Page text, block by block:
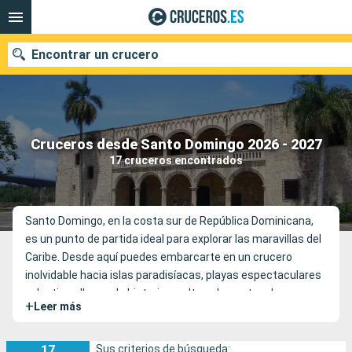
Cruceros desde Santo Domingo 2026 - 2027
17 cruceros encontrados
Encontrar un crucero
Nuestros destinos
Fecha de salida
Puertos Compañías
Buscar
Santo Domingo, en la costa sur de República Dominicana,
es un punto de partida ideal para explorar las maravillas del
Caribe. Desde aquí puedes embarcarte en un crucero
inolvidable hacia islas paradisíacas, playas espectaculares
y destinos llenos de historia y cultura. Las rutas de
cruceros que parten de la capital dominicana suelen incluir
Ríos en Jamaica o incluso el cruce del emblemático Canal
+ Leer más
Sus criterios de búsqueda: